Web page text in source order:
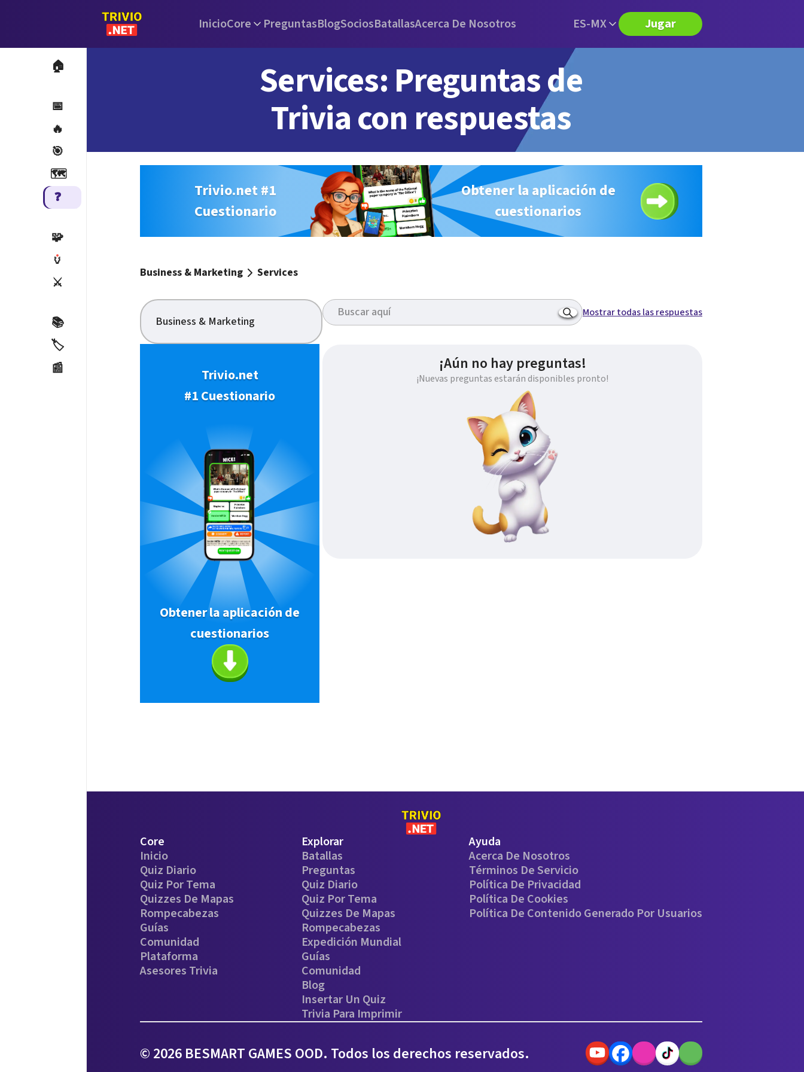
InicioCore PreguntasBlogSociosBatallasAcerca De Nosotros ES-MX Jugar
🏠
📅
🔥
🎯
🗺️
❓
🧩
🏺
⚔️
📚
🏷️
📰
Services: Preguntas de
Trivia con respuestas
Trivio.net #1
Cuestionario
Obtener la aplicación de
cuestionarios
Business & Marketing Services
Business & Marketing
Trivio.net
#1 Cuestionario
Obtener la aplicación de
cuestionarios
Mostrar todas las respuestas
¡Aún no hay preguntas!
¡Nuevas preguntas estarán disponibles pronto!
Core
Inicio
Quiz Diario
Quiz Por Tema
Quizzes De Mapas
Rompecabezas
Guías
Comunidad
Plataforma
Asesores Trivia
Explorar
Batallas
Preguntas
Quiz Diario
Quiz Por Tema
Quizzes De Mapas
Rompecabezas
Expedición Mundial
Guías
Comunidad
Blog
Insertar Un Quiz
Trivia Para Imprimir
Ayuda
Acerca De Nosotros
Términos De Servicio
Política De Privacidad
Política De Cookies
Política De Contenido Generado Por Usuarios
© 2026 BESMART GAMES OOD. Todos los derechos reservados.